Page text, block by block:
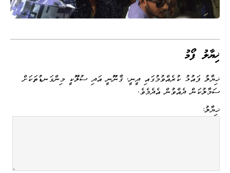
ޚިޔާލު ފޯމު
ޚިޔާލު ފައުޅު ކުރެއްވުމުގައި ދީނީ، ޤާނޫނީ އަދި ސުލޫކީ މިންގަނޑުތަކަށް
ސަމާލުކަން ދެއްވުން އެދެމެވެ.
ޚިޔާލު: